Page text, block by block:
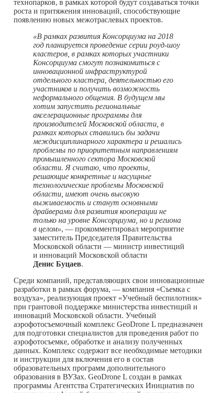
технопарков, в рамках которой будут создаваться точки
роста и притяжения инноваций, способствующие
появлению новых межотраслевых проектов.
«В рамках развития Консорциума на 2018
год планируется проведение серии роуд-шоу
кластеров, в рамках которых участники
Консорциума смогут познакомиться с
инновационной инфраструктурой
отдельного кластера, деятельностью его
участников и получить возможность
неформального общения. В будущем мы
хотим запустить региональные
акселерационные программы для
производителей Московской области, в
рамках которых ставились бы задачи
междисциплинарного характера и решались
проблемы по приоритетным направлениям
промышленного сектора Московской
области. Я считаю, что проекты,
решающие конкретные и насущные
технологические проблемы Московской
области, имеют очень высокую
выживаемость и станут основными
драйверами для развития кооперации не
только на уровне Консорциума, но и региона
в целом», — прокомментировал мероприятие
заместитель Председателя Правительства
Московской области — министр инвестиций
и инноваций Московской области
Денис Буцаев.
Среди компаний, представляющих свои инновационные
разработки в рамках форума, — компания «Съемка с
воздуха», реализующая проект «Учебный беспилотник»
при грантовой поддержке министерства инвестиций и
инноваций Московской области. Учебный
аэрофотосъемочный комплекс GeoDrone L предназначен
для подготовки специалистов для проведения работ по
аэрофотосъемке, обработке и анализу полученных
данных. Комплекс содержит все необходимые методики
и инструкции для включения его в состав
образовательных программ дополнительного
образования в ВУЗах. GeoDrone L создан в рамках
программы Агентства Стратегических Инициатив по